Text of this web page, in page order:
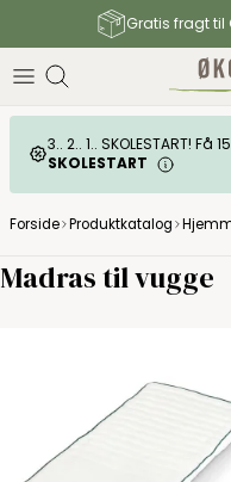
Gratis fragt til
3.. 2.. 1.. SKOLESTART!
SKOLESTART
Forside Produktkatalog
Madras til vugge